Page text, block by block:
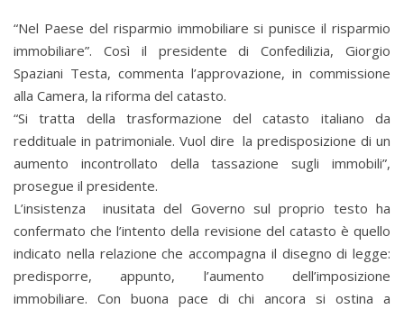
“Nel Paese del risparmio immobiliare si punisce il risparmio
immobiliare”. Così il presidente di Confedilizia, Giorgio
Spaziani Testa, commenta l’approvazione, in commissione
alla Camera, la riforma del catasto.
“Si tratta della trasformazione del catasto italiano da
reddituale in patrimoniale. Vuol dire la predisposizione di un
aumento incontrollato della tassazione sugli immobili”,
prosegue il presidente.
L’insistenza inusitata del Governo sul proprio testo ha
confermato che l’intento della revisione del catasto è quello
indicato nella relazione che accompagna il disegno di legge:
predisporre, appunto, l’aumento dell’imposizione
immobiliare. Con buona pace di chi ancora si ostina a